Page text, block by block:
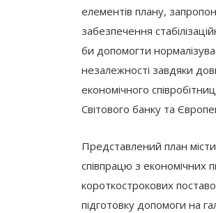
елементів плану,
забезпечення
би допомогти
незалежності завдяки
економічного
Світового банку та
Представлений план
співпрацю з економічних
короткострокових
підготовку допомоги на